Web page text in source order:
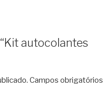
autocolantes
Campos obrigatórios